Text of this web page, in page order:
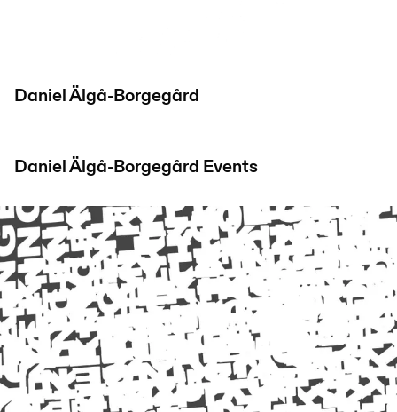
Daniel Älgå-Borgegård
Daniel Älgå-Borgegård Events